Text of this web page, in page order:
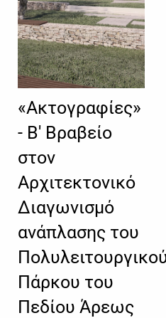
«Ακτογραφίες»
- Β' Βραβείο
στον
Αρχιτεκτονικό
Διαγωνισμό
ανάπλασης του
Πάρκου του
Πεδίου Άρεως